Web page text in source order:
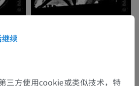
续
三方使用cookie或类似技术，特